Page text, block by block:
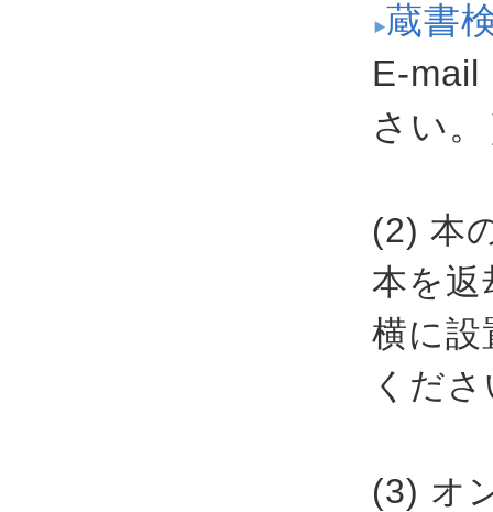
蔵書
E-mail
さい
(2) 本
本を返
横に設
くだ
(3) オ